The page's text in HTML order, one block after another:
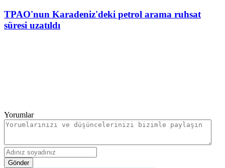
TPAO'nun Karadeniz'deki petrol arama ruhsat
süresi uzatıldı
Yorumlar
Gönder